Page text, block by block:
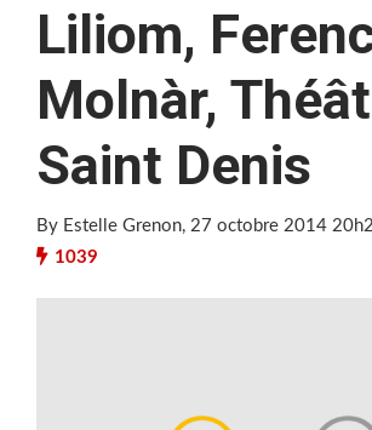
Liliom,
Molnàr,
Saint Denis
By Estelle Grenon, 27 octobre 2014
1039